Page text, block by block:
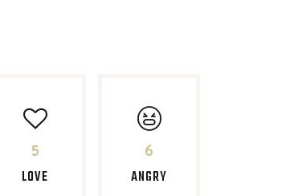
5
LOVE
6
ANGRY